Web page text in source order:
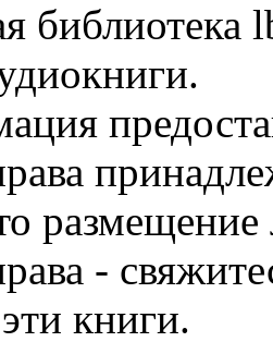
библиотека
-
книги.